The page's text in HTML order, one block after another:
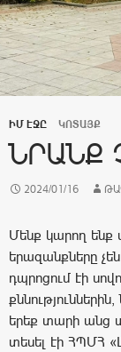
ԻՄ ԷՋԸ ԿՈՏԱՅՔ
ՆՐԱՆՔ
2024/01/16
Մենք կարող ենք
երազանքները
դպրոցում էի
երեք տարի անց
տեսել էի ՀՊՄՀ